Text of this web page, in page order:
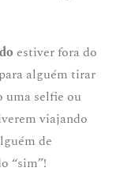
estiver fora do
alguém tirar
uma selfie ou
viajando
de
“sim”!